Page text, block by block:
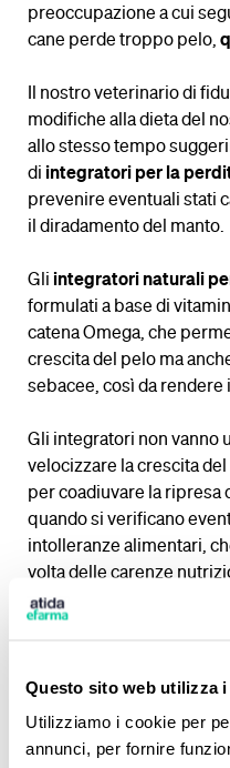
Questo sito web utilizza
Utilizziamo i cookie per
annunci, per fornire
preoccupazione a cui
cane perde troppo pelo,
Il nostro veterinario di
modifiche alla dieta del
allo stesso tempo
di integratori per la
prevenire eventuali stati
il diradamento del manto.
Gli integratori naturali
formulati a base di
catena Omega, che
crescita del pelo ma
sebacee, così da
Gli integratori non vanno
velocizzare la crescita
per coadiuvare la ripresa
quando si verificano
intolleranze alimentari,
volta delle carenze
Tra gli integratori per il
un’azione diretta.
Anche gliintegratori a
per la ricrescita del pelo.